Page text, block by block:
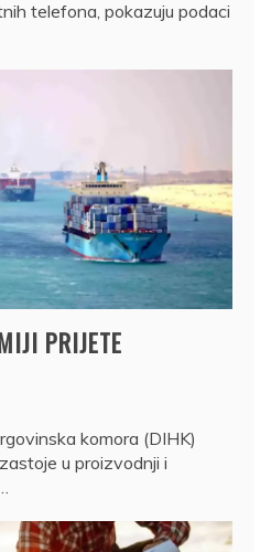
telefona, pokazuju podaci
PRIJETE
komora (DIHK)
u proizvodnji i